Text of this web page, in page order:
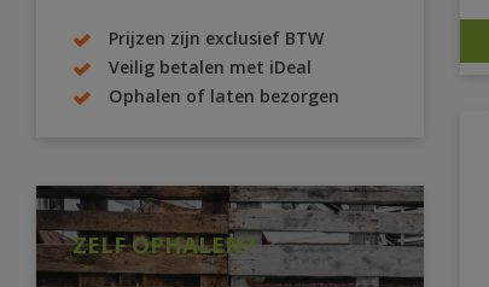
Prijzen zijn exclusief BTW
Veilig betalen met iDeal
Ophalen of laten bezorgen
ZELF OPHALEN?